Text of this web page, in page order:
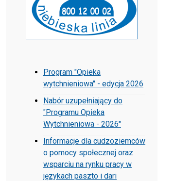
Program "Opieka
wytchnieniowa" - edycja 2026
Nabór uzupełniający do
"Programu Opieka
Wytchnieniowa - 2026"
Informacje dla cudzoziemców
o pomocy społecznej oraz
wsparciu na rynku pracy w
językach paszto i dari